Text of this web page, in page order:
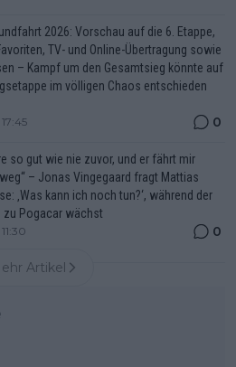
2026: Vorschau auf die 6. Etappe,
TV- und Online-Übertragung sowie
– Kampf um den Gesamtsieg könnte auf
im völligen Chaos entschieden
0
so gut wie nie zuvor, und er fährt mir
– Jonas Vingegaard fragt Mattias
‚Was kann ich noch tun?‘, während der
zu Pogacar wächst
0
Artikel